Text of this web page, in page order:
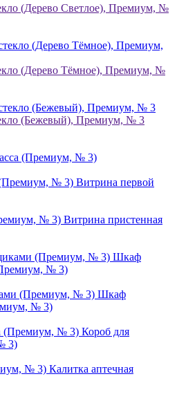
(Дерево Светлое), Премиум, №
(Дерево Тёмное), Премиум, №
(Бежевый), Премиум, № 3
(Премиум, № 3)
Витрина первой
Витрина пристенная
Шкаф
№ 3)
Шкаф
№ 3)
Короб для
3)
Калитка аптечная